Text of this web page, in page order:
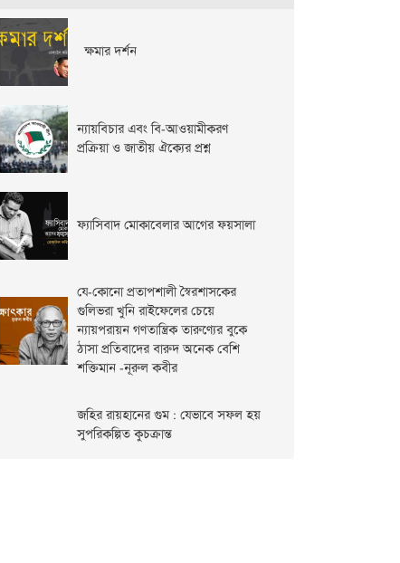
ক্ষমার দর্শন
ন্যায়বিচার এবং বি-আওয়ামীকরণ
প্রক্রিয়া ও জাতীয় ঐক্যের প্রশ্ন
ফ্যাসিবাদ মোকাবেলার আগের ফয়সালা
যে-কোনো প্রতাপশালী স্বৈরশাসকের
গুলিভরা খুনি রাইফেলের চেয়ে
ন্যায়পরায়ন গণতান্ত্রিক তারুণ্যের বুকে
ঠাসা প্রতিবাদের বারুদ অনেক বেশি
শক্তিমান -নূরুল কবীর
জহির রায়হানের গুম : যেভাবে সফল হয়
সুপরিকল্পিত কুচক্রান্ত